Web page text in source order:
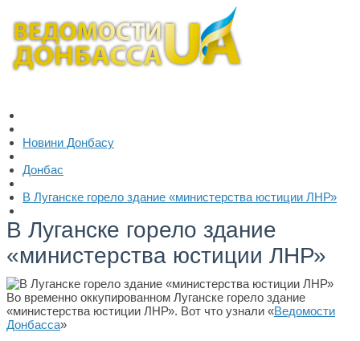
Новини Донбасу
Донбас
В Луганске горело здание «министерства юстиции ЛНР»
В Луганске горело здание
«министерства юстиции ЛНР»
Во временно оккупированном Луганске горело здание
«министерства юстиции ЛНР». Вот что узнали «Ведомости
Донбасса»